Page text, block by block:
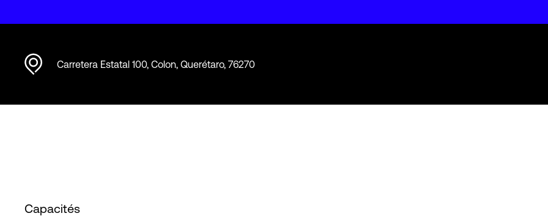
Carretera Estatal 100, Colon, Querétaro, 76270
Capacités